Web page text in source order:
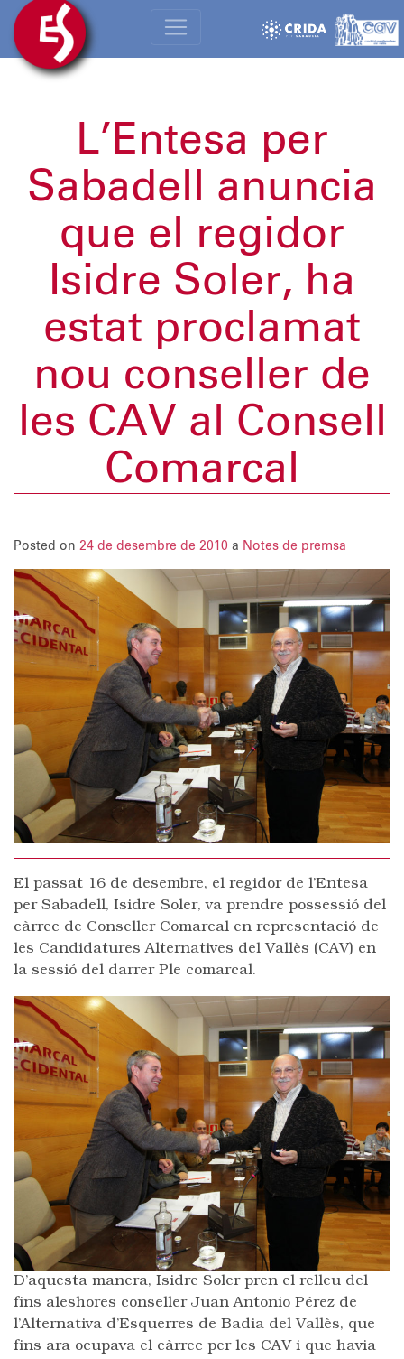
L’Entesa per
Sabadell anuncia
que el regidor
Isidre Soler, ha
estat proclamat
nou conseller de
les CAV al Consell
Comarcal
Posted on 24 de desembre de 2010 a Notes de premsa
El passat 16 de desembre, el regidor de l’Entesa
per Sabadell, Isidre Soler, va prendre possessió del
càrrec de Conseller Comarcal en representació de
les Candidatures Alternatives del Vallès (CAV) en
la sessió del darrer Ple comarcal.
D’aquesta manera, Isidre Soler pren el relleu del
fins aleshores conseller Juan Antonio Pérez de
l’Alternativa d’Esquerres de Badia del Vallès, que
fins ara ocupava el càrrec per les CAV i que havia